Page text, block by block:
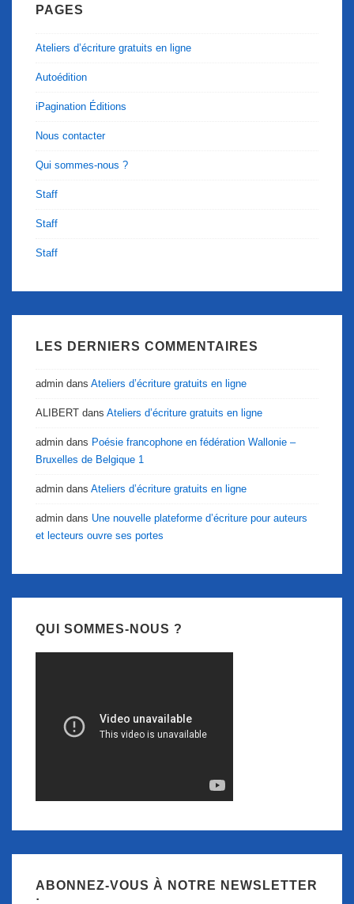
PAGES
Ateliers d’écriture gratuits en ligne
Autoédition
iPagination Éditions
Nous contacter
Qui sommes-nous ?
Staff
Staff
Staff
LES DERNIERS COMMENTAIRES
admin dans Ateliers d’écriture gratuits en ligne
ALIBERT dans Ateliers d’écriture gratuits en ligne
admin dans Poésie francophone en fédération Wallonie –
Bruxelles de Belgique 1
admin dans Ateliers d’écriture gratuits en ligne
admin dans Une nouvelle plateforme d’écriture pour auteurs
et lecteurs ouvre ses portes
QUI SOMMES-NOUS ?
ABONNEZ-VOUS À NOTRE NEWSLETTER
: